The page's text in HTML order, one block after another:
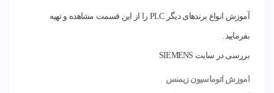
آموزش انواع برندهای دیگر PLC را از این قسمت مشاهده و تهیه
بفرمایید.
بررسی در سایت SIEMENS
اموزش اتوماسیون زیمنس